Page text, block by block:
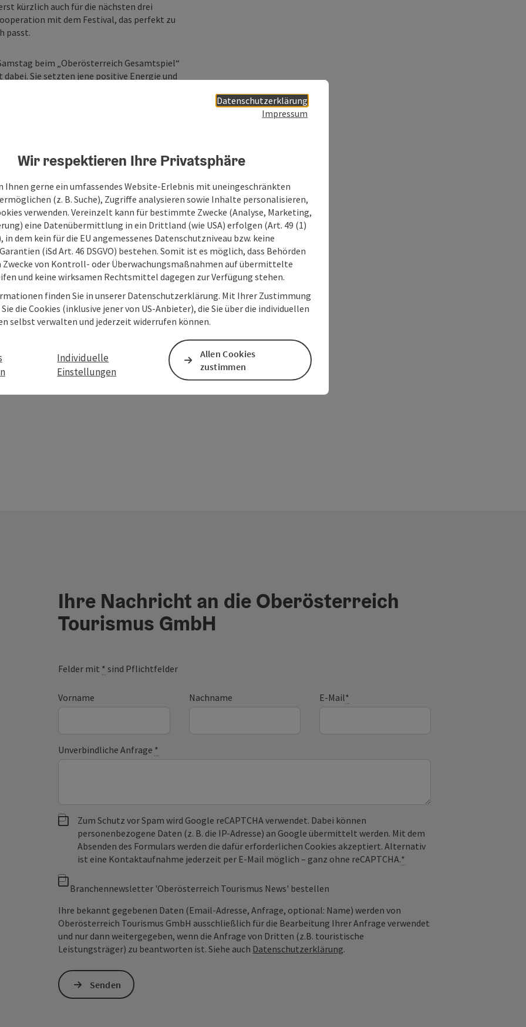
kürzlich auch für die nächsten drei
mit dem Festival, das perfekt zu
passt.
beim „Oberösterreich Gesamtspiel“
Sie setzten jene positive Energie und
das Woodstock der Blasmusik seit
Zusammenarbeit mit dem regionalen
das Festival für eine starke Vor-Ort-
Davon profitieren auch die rund 3.000
Oberösterreich-Goodies, haben
teilzunehmen und erhalten Rabatte auf
fällt auch bei Gerald Hartl,
Ein herzliches Dankeschön an alle Gäste
des Woodstock-Teams dieses
Gasthöfe und Pensionen im
Festivalgelände waren mit Gästen und
bayerischen Grenze, etwa in Bad Füssing,
dass die ganze Region auch über den
profitiert: „Die Wertschöpfung entlang
vom Taxiunternehmen bis zum
freuen wir uns schon heute auf nächstes
& Blasmusik mitten im Innviertel heißt.“
Ihre Nachricht an die Oberösterreich
Tourismus GmbH
Felder mit * sind Pflichtfelder
Vorname Nachname E-Mail*
Unverbindliche Anfrage *
Zum Schutz vor Spam wird Google reCAPTCHA verwendet. Dabei können
personenbezogene Daten (z. B. die IP-Adresse) an Google übermittelt werden. Mit dem
Absenden des Formulars werden die dafür erforderlichen Cookies akzeptiert. Alternativ
ist eine Kontaktaufnahme jederzeit per E-Mail möglich – ganz ohne reCAPTCHA.*
Branchennewsletter 'Oberösterreich Tourismus News' bestellen
Ihre bekannt gegebenen Daten (Email-Adresse, Anfrage, optional: Name) werden von
Oberösterreich Tourismus GmbH ausschließlich für die Bearbeitung Ihrer Anfrage verwendet
und nur dann weitergegeben, wenn die Anfrage von Dritten (z.B. touristische
Leistungsträger) zu beantworten ist. Siehe auch Datenschutzerklärung.
Senden
Datenschutzerklärung
Impressum
Wir respektieren Ihre Privatsphäre
Ihnen gerne ein umfassendes Website-Erlebnis mit uneingeschränkten
(z. B. Suche), Zugriffe analysieren sowie Inhalte personalisieren,
verwenden. Vereinzelt kann für bestimmte Zwecke (Analyse, Marketing,
eine Datenübermittlung in ein Drittland (wie USA) erfolgen (Art. 49 (1)
in dem kein für die EU angemessenes Datenschutzniveau bzw. keine
(iSd Art. 46 DSGVO) bestehen. Somit ist es möglich, dass Behörden
Zwecke von Kontroll- oder Überwachungsmaßnahmen auf übermittelte
und keine wirksamen Rechtsmittel dagegen zur Verfügung stehen.
finden Sie in unserer Datenschutzerklärung. Mit Ihrer Zustimmung
die Cookies (inklusive jener von US-Anbieter), die Sie über die individuellen
selbst verwalten und jederzeit widerrufen können.
Individuelle
Einstellungen
Allen Cookies
zustimmen